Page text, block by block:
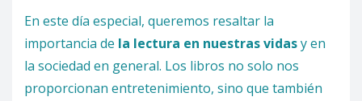
En este día especial, queremos resaltar la
importancia de la lectura en nuestras vidasy en
la sociedad en general. Los libros no solo nos
proporcionan entretenimiento, sino que también